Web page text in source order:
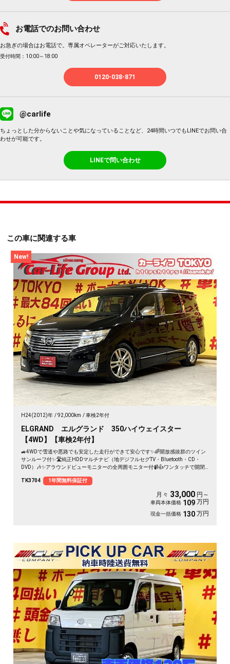
お電話でのお問い合わせ
お急ぎの場合はお電話で。専属オペレーターがご対応いたします。
受付時間：10:00～18:00
0120-038-871
@carlife
ちょっとした分からないことや気になっていることなど、24時間いつでもLINEでお問い合
わせが可能です。
LINEで問い合わせ
この車に関連する車
New!
H24(2012)年 92,000km 車検2年付
ELGRAND エルグランド 350ハイウェイスター
【4WD】【車検2年付】
🚙4WDで雪道や悪路でも安定した走行ができて安心です✨🌈開放感抜群のツイン
サンルーフ付✨🛣️純正HDDマルチナビ（地デジフルセグTV・Bluetooth・CD・
DVD）🎶✨アラウンドビューモニターの全周囲モニター付📹👍ワンタッチで開閉
レザーシート+助手席&二列目オットマン付きキャプテンシートの豪華な7人乗り
モデル😍💡夜間でも明るいHIDヘッドライト&フォグランプ✨納車時に社外16イン
TK3704 1年間無料保証付
月々 33,000 円～
車両本体価格 109 万円
現金一括価格 130 万円